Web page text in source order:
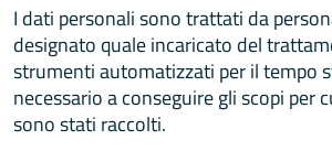
I dati personali sono trattati da
designato quale incaricato del
strumenti automatizzati per il tempo
necessario a conseguire gli scopi per
sono stati raccolti.